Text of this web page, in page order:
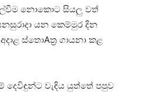
නොකොට සියලු වත්
යන කෙම්මුර දින
ස්‌තොAත්‍ර ගායනා කළ
දෙවිඳුන්ට වැඳිය යුත්තේ පපුව